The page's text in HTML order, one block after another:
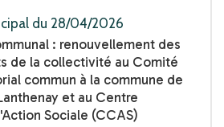
du 28/04/2026
: renouvellement des
de la collectivité au Comité
commun à la commune de
et au Centre
Sociale (CCAS)